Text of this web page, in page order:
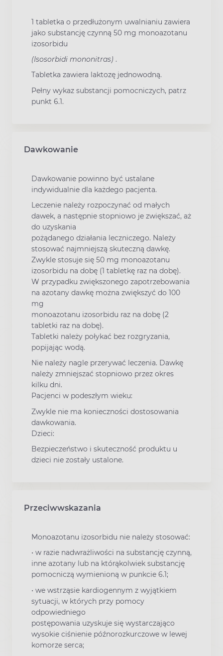
1 tabletka o przedłużonym uwalnianiu zawiera
jako substancję czynną 50 mg monoazotanu
izosorbidu
(Isosorbidi mononitras) .
Tabletka zawiera laktozę jednowodną.
Pełny wykaz substancji pomocniczych, patrz
punkt 6.1.
Dawkowanie
Dawkowanie powinno być ustalane
indywidualnie dla każdego pacjenta.
Leczenie należy rozpoczynać od małych
dawek, a następnie stopniowo je zwiększać, aż
do uzyskania
pożądanego działania leczniczego. Należy
stosować najmniejszą skuteczną dawkę.
Zwykle stosuje się 50 mg monoazotanu
izosorbidu na dobę (1 tabletkę raz na dobę).
W przypadku zwiększonego zapotrzebowania
na azotany dawkę można zwiększyć do 100
mg
monoazotanu izosorbidu raz na dobę (2
tabletki raz na dobę).
Tabletki należy połykać bez rozgryzania,
popijając wodą.
Nie należy nagle przerywać leczenia. Dawkę
należy zmniejszać stopniowo przez okres
kilku dni.
Pacjenci w podeszłym wieku:
Zwykle nie ma konieczności dostosowania
dawkowania.
Dzieci:
Bezpieczeństwo i skuteczność produktu u
dzieci nie zostały ustalone.
Przeciwwskazania
Monoazotanu izosorbidu nie należy stosować:
• w razie nadwrażliwości na substancję czynną,
inne azotany lub na którąkolwiek substancję
pomocniczą wymienioną w punkcie 6.1;
• we wstrząsie kardiogennym z wyjątkiem
sytuacji, w których przy pomocy
odpowiedniego
postępowania uzyskuje się wystarczająco
wysokie ciśnienie późnorozkurczowe w lewej
komorze serca;